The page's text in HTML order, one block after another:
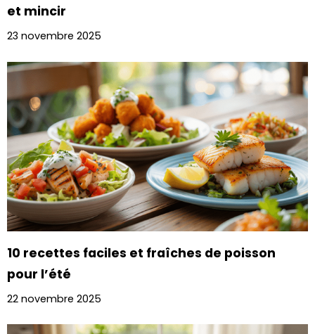
et mincir
23 novembre 2025
10 recettes faciles et fraîches de poisson
pour l’été
22 novembre 2025